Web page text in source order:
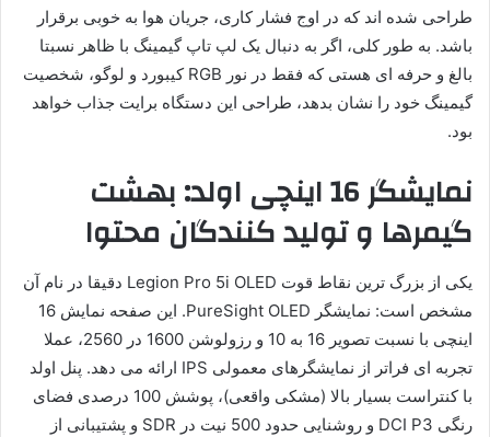
طراحی شده اند که در اوج فشار کاری، جریان هوا به خوبی برقرار
باشد. به طور کلی، اگر به دنبال یک لپ تاپ گیمینگ با ظاهر نسبتا
بالغ و حرفه ای هستی که فقط در نور RGB کیبورد و لوگو، شخصیت
گیمینگ خود را نشان بدهد، طراحی این دستگاه برایت جذاب خواهد
بود.
نمایشگر 16 اینچی اولد: بهشت
گیمرها و تولید کنندگان محتوا
یکی از بزرگ ترین نقاط قوت Legion Pro 5i OLED دقیقا در نام آن
مشخص است: نمایشگر PureSight OLED. این صفحه نمایش 16
اینچی با نسبت تصویر 16 به 10 و رزولوشن 1600 در 2560، عملا
تجربه ای فراتر از نمایشگرهای معمولی IPS ارائه می دهد. پنل اولد
با کنتراست بسیار بالا (مشکی واقعی)، پوشش 100 درصدی فضای
رنگی DCI P3 و روشنایی حدود 500 نیت در SDR و پشتیبانی از